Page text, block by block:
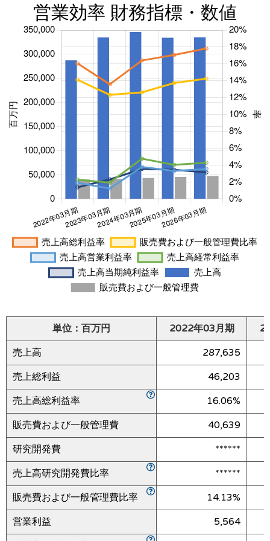
単位：百万円 2022年03月期
売上高
287,635
売上総利益
46,203
売上高総利益率
16.06%
販売費および一般管理費
40,639
研究開発費
******
売上高研究開発費比率
******
販売費および一般管理費比率
14.13%
営業利益
5,564